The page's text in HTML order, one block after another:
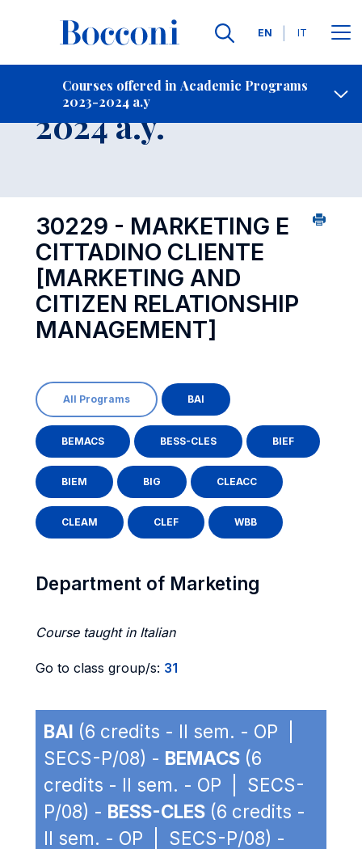
Languages
EN IT
Courses offered in Academic Programs
2023-2024 a.y
Contact Us
Course 2023-
2024 a.y.
30229 - MARKETING E
CITTADINO CLIENTE
[MARKETING AND
CITIZEN RELATIONSHIP
MANAGEMENT]
All Programs BAI
BEMACS BESS-CLES BIEF
BIEM BIG CLEACC
CLEAM CLEF WBB
Department of Marketing
Course taught in Italian
Go to class group/s: 31
BAI (6 credits - II sem. - OP |
SECS-P/08) - BEMACS (6
credits - II sem. - OP | SECS-
P/08) - BESS-CLES (6 credits -
II sem. - OP | SECS-P/08) -